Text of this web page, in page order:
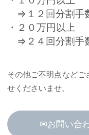
⇒１２回分割手
・２０万円以上
⇒２４回分割手
その他ご不明点などご
せくださいませ。
✉お問い合